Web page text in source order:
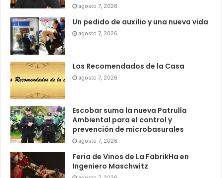
agosto 7, 2026
Un pedido de auxilio y una nueva vida
agosto 7, 2026
Los Recomendados de la Casa
agosto 7, 2026
Escobar suma la nueva Patrulla
Ambiental para el control y
prevención de microbasurales
agosto 7, 2026
Feria de Vinos de La FabrikHa en
Ingeniero Maschwitz